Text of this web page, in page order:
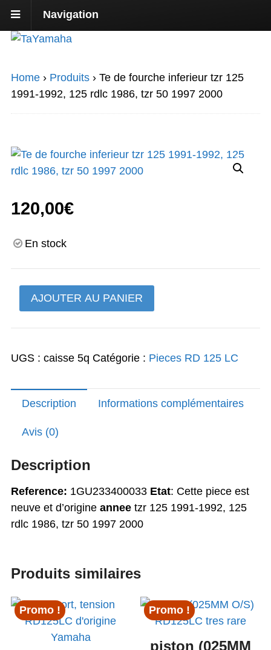
Navigation
Home › Produits › Te de fourche inferieur tzr 125
1991-1992, 125 rdlc 1986, tzr 50 1997 2000
120,00€
En stock
quantité
de
Te
fourche
tzr
125
1992,
rdlc
1986,
tzr
50
AJOUTER AU PANIER
UGS : caisse 5q Catégorie : Pieces RD 125 LC
Description Informations complémentaires
Avis (0)
Description
Reference: 1GU233400033 Etat: Cette piece est
neuve et d’origine annee tzr 125 1991-1992, 125
rdlc 1986, tzr 50 1997 2000
Produits similaires
Promo ! Promo !
piston (025MM